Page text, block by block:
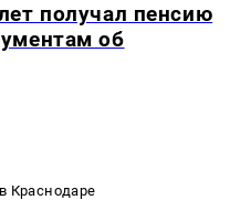
получал пенсию
об
в Краснодаре